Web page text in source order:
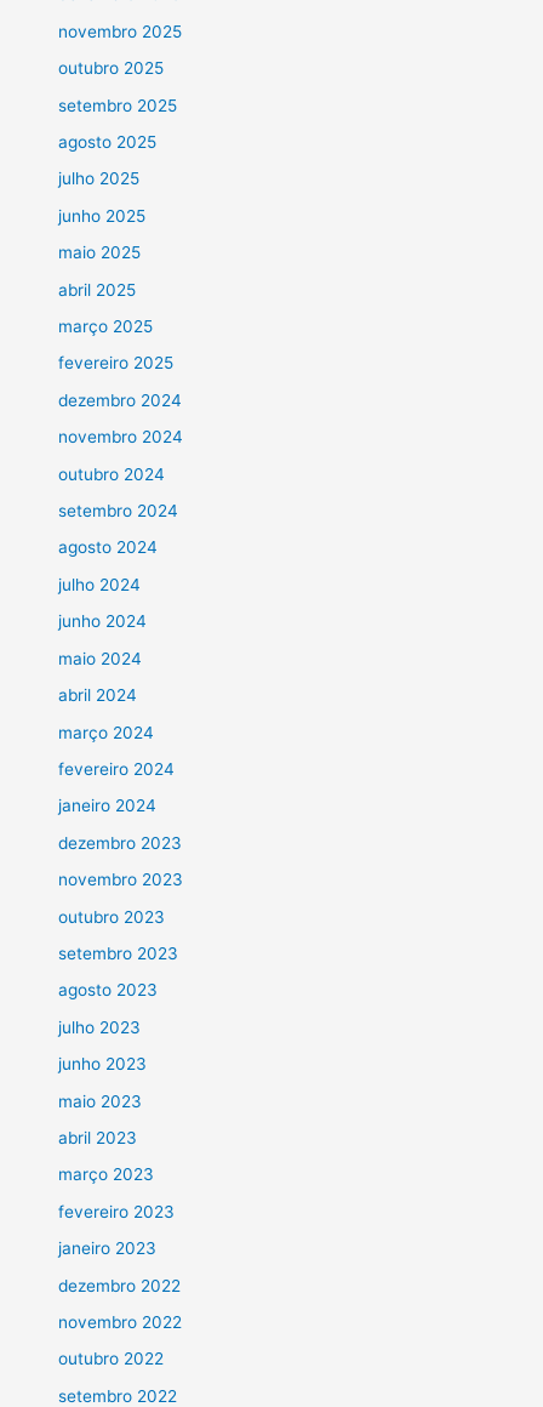
novembro 2025
outubro 2025
setembro 2025
agosto 2025
julho 2025
junho 2025
maio 2025
abril 2025
março 2025
fevereiro 2025
dezembro 2024
novembro 2024
outubro 2024
setembro 2024
agosto 2024
julho 2024
junho 2024
maio 2024
abril 2024
março 2024
fevereiro 2024
janeiro 2024
dezembro 2023
novembro 2023
outubro 2023
setembro 2023
agosto 2023
julho 2023
junho 2023
maio 2023
abril 2023
março 2023
fevereiro 2023
janeiro 2023
dezembro 2022
novembro 2022
outubro 2022
setembro 2022